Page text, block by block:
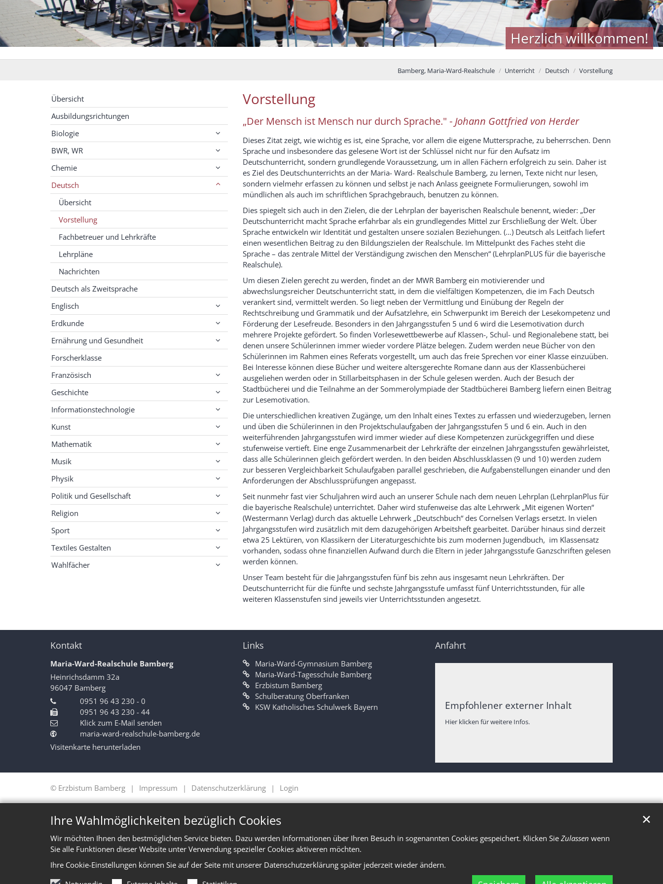
Ihre Wahlmöglichkeiten bezüglich Cookies
Wir möchten Ihnen den bestmöglichen Service bieten. Dazu werden Informationen über Ihren Besuch in sogenannten Cookies gespeichert. Klicken Sie Zulassen wenn
Sie alle Funktionen dieser Website unter Verwendung spezieller Cookies aktiveren möchten.
Ihre Cookie-Einstellungen können Sie auf der Seite mit unserer Datenschutzerklärung später jederzeit wieder ändern.
✕
Herzlich willkommen!
Bamberg, Maria-Ward-Realschule Unterricht Deutsch Vorstellung
Vorstellung
„Der Mensch ist Mensch nur durch Sprache." - Johann Gottfried von Herder
Dieses Zitat zeigt, wie wichtig es ist, eine Sprache, vor allem die eigene Muttersprache, zu beherrschen. Denn
Sprache und insbesondere das gelesene Wort ist der Schlüssel nicht nur für den Aufsatz im
Deutschunterricht, sondern grundlegende Voraussetzung, um in allen Fächern erfolgreich zu sein. Daher ist
es Ziel des Deutschunterrichts an der Maria- Ward- Realschule Bamberg, zu lernen, Texte nicht nur lesen,
sondern vielmehr erfassen zu können und selbst je nach Anlass geeignete Formulierungen, sowohl im
mündlichen als auch im schriftlichen Sprachgebrauch, benutzen zu können.
Dies spiegelt sich auch in den Zielen, die der Lehrplan der bayerischen Realschule benennt, wieder: „Der
Deutschunterricht macht Sprache erfahrbar als ein grundlegendes Mittel zur Erschließung der Welt. Über
Sprache entwickeln wir Identität und gestalten unsere sozialen Beziehungen. (…) Deutsch als Leitfach liefert
einen wesentlichen Beitrag zu den Bildungszielen der Realschule. Im Mittelpunkt des Faches steht die
Sprache – das zentrale Mittel der Verständigung zwischen den Menschen“ (LehrplanPLUS für die bayerische
Realschule).
Um diesen Zielen gerecht zu werden, findet an der MWR Bamberg ein motivierender und
abwechslungsreicher Deutschunterricht statt, in dem die vielfältigen Kompetenzen, die im Fach Deutsch
verankert sind, vermittelt werden. So liegt neben der Vermittlung und Einübung der Regeln der
Rechtschreibung und Grammatik und der Aufsatzlehre, ein Schwerpunkt im Bereich der Lesekompetenz und
Förderung der Lesefreude. Besonders in den Jahrgangsstufen 5 und 6 wird die Lesemotivation durch
mehrere Projekte gefördert. So finden Vorlesewettbewerbe auf Klassen-, Schul- und Regionalebene statt, bei
denen unsere Schülerinnen immer wieder vordere Plätze belegen. Zudem werden neue Bücher von den
Schülerinnen im Rahmen eines Referats vorgestellt, um auch das freie Sprechen vor einer Klasse einzuüben.
Bei Interesse können diese Bücher und weitere altersgerechte Romane dann aus der Klassenbücherei
ausgeliehen werden oder in Stillarbeitsphasen in der Schule gelesen werden. Auch der Besuch der
Stadtbücherei und die Teilnahme an der Sommerolympiade der Stadtbücherei Bamberg liefern einen Beitrag
zur Lesemotivation.
Die unterschiedlichen kreativen Zugänge, um den Inhalt eines Textes zu erfassen und wiederzugeben, lernen
und üben die Schülerinnen in den Projektschulaufgaben der Jahrgangsstufen 5 und 6 ein. Auch in den
weiterführenden Jahrgangsstufen wird immer wieder auf diese Kompetenzen zurückgegriffen und diese
stufenweise vertieft. Eine enge Zusammenarbeit der Lehrkräfte der einzelnen Jahrgangsstufen gewährleistet,
dass alle Schülerinnen gleich gefördert werden. In den beiden Abschlussklassen (9 und 10) werden zudem
zur besseren Vergleichbarkeit Schulaufgaben parallel geschrieben, die Aufgabenstellungen einander und den
Anforderungen der Abschlussprüfungen angepasst.
Seit nunmehr fast vier Schuljahren wird auch an unserer Schule nach dem neuen Lehrplan (LehrplanPlus für
die bayerische Realschule) unterrichtet. Daher wird stufenweise das alte Lehrwerk „Mit eigenen Worten“
(Westermann Verlag) durch das aktuelle Lehrwerk „Deutschbuch“ des Cornelsen Verlags ersetzt. In vielen
Jahrgangsstufen wird zusätzlich mit dem dazugehörigen Arbeitsheft gearbeitet. Darüber hinaus sind derzeit
etwa 25 Lektüren, von Klassikern der Literaturgeschichte bis zum modernen Jugendbuch, im Klassensatz
vorhanden, sodass ohne finanziellen Aufwand durch die Eltern in jeder Jahrgangsstufe Ganzschriften gelesen
werden können.
Unser Team besteht für die Jahrgangsstufen fünf bis zehn aus insgesamt neun Lehrkräften. Der
Deutschunterricht für die fünfte und sechste Jahrgangsstufe umfasst fünf Unterrichtsstunden, für alle
weiteren Klassenstufen sind jeweils vier Unterrichtsstunden angesetzt.
Übersicht
Ausbildungsrichtungen
Biologie
BWR, WR
Chemie
Deutsch
Übersicht
Vorstellung
Fachbetreuer und Lehrkräfte
Lehrpläne
Nachrichten
Deutsch als Zweitsprache
Englisch
Erdkunde
Ernährung und Gesundheit
Forscherklasse
Französisch
Geschichte
Informationstechnologie
Kunst
Mathematik
Musik
Physik
Politik und Gesellschaft
Religion
Sport
Textiles Gestalten
Wahlfächer
Kontakt
Maria-Ward-Realschule Bamberg
Heinrichsdamm 32a
96047 Bamberg
0951 96 43 230 - 0
0951 96 43 230 - 44
Klick zum E-Mail senden
maria-ward-realschule-bamberg.de
Visitenkarte herunterladen
Links
Maria-Ward-Gymnasium Bamberg
Maria-Ward-Tagesschule Bamberg
Erzbistum Bamberg
Schulberatung Oberfranken
KSW Katholisches Schulwerk Bayern
Anfahrt
Empfohlener externer Inhalt
Hier klicken für weitere Infos.
© Erzbistum Bamberg Impressum Datenschutzerklärung Login